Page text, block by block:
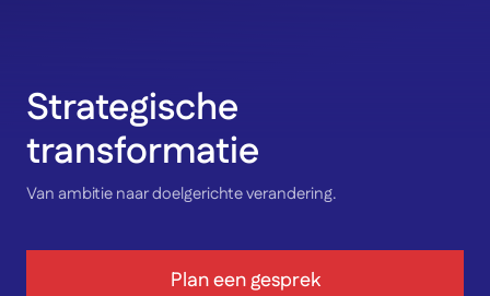
Strategische
transformatie
Van ambitie naar doelgerichte verandering.
Plan een gesprek